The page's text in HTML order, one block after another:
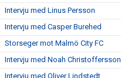
Intervju med Linus Persson
Intervju med Casper Burehed
Storseger mot Malmö City FC
Intervju med Noah Christoffersson
Intervju med Oliver Lindstedt